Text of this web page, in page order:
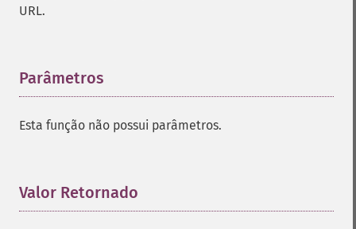
URL.
Parâmetros
Esta função não possui parâmetros.
Valor Retornado